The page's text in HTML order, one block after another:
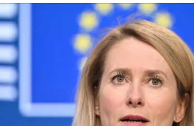
Kastamonu
Kayseri
Kırklareli
Kırşehir
Konya